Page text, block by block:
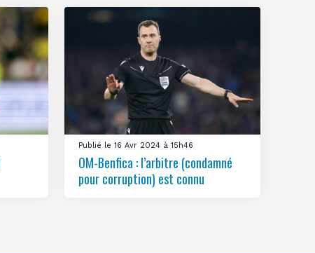
Publié le 16 Avr 2024 à 15h46
OM-Benfica : l’arbitre (condamné
pour corruption) est connu